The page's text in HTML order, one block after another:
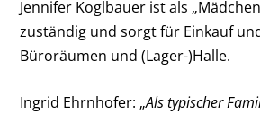
Jennifer Koglbauer ist als
zuständig und sorgt für Einkauf
Büroräumen und (Lager-)Halle.
Ingrid Ehrnhofer: „Als typischer